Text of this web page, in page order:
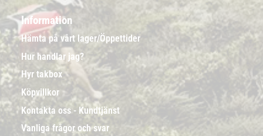
Information
Hämta på vårt lager/Öppettider
Hur handlar jag?
Hyr takbox
Köpvillkor
Kontakta oss - Kundtjänst
Vanliga frågor och svar